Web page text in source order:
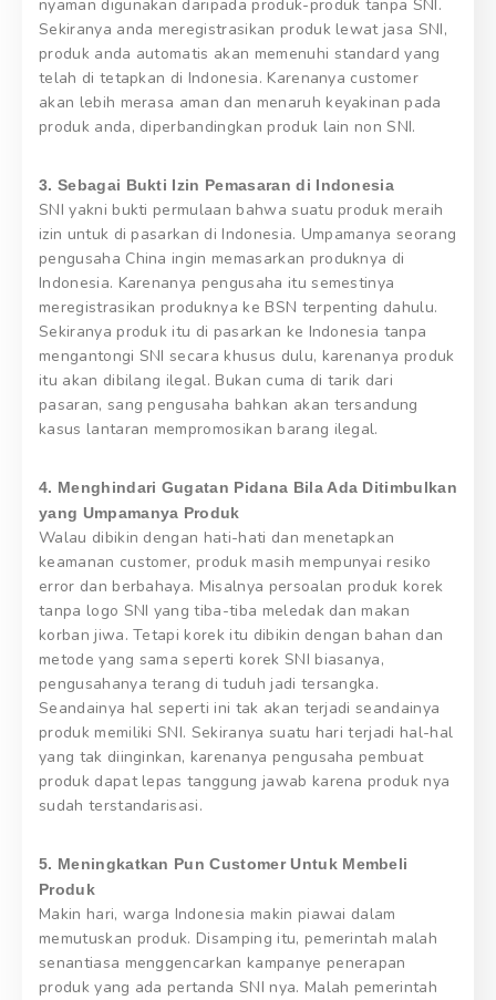
nyaman digunakan daripada produk-produk tanpa SNI.
Sekiranya anda meregistrasikan produk lewat jasa SNI,
produk anda automatis akan memenuhi standard yang
telah di tetapkan di Indonesia. Karenanya customer
akan lebih merasa aman dan menaruh keyakinan pada
produk anda, diperbandingkan produk lain non SNI.
3. Sebagai Bukti Izin Pemasaran di Indonesia
SNI yakni bukti permulaan bahwa suatu produk meraih
izin untuk di pasarkan di Indonesia. Umpamanya seorang
pengusaha China ingin memasarkan produknya di
Indonesia. Karenanya pengusaha itu semestinya
meregistrasikan produknya ke BSN terpenting dahulu.
Sekiranya produk itu di pasarkan ke Indonesia tanpa
mengantongi SNI secara khusus dulu, karenanya produk
itu akan dibilang ilegal. Bukan cuma di tarik dari
pasaran, sang pengusaha bahkan akan tersandung
kasus lantaran mempromosikan barang ilegal.
4. Menghindari Gugatan Pidana Bila Ada Ditimbulkan
yang Umpamanya Produk
Walau dibikin dengan hati-hati dan menetapkan
keamanan customer, produk masih mempunyai resiko
error dan berbahaya. Misalnya persoalan produk korek
tanpa logo SNI yang tiba-tiba meledak dan makan
korban jiwa. Tetapi korek itu dibikin dengan bahan dan
metode yang sama seperti korek SNI biasanya,
pengusahanya terang di tuduh jadi tersangka.
Seandainya hal seperti ini tak akan terjadi seandainya
produk memiliki SNI. Sekiranya suatu hari terjadi hal-hal
yang tak diinginkan, karenanya pengusaha pembuat
produk dapat lepas tanggung jawab karena produk nya
sudah terstandarisasi.
5. Meningkatkan Pun Customer Untuk Membeli
Produk
Makin hari, warga Indonesia makin piawai dalam
memutuskan produk. Disamping itu, pemerintah malah
senantiasa menggencarkan kampanye penerapan
produk yang ada pertanda SNI nya. Malah pemerintah